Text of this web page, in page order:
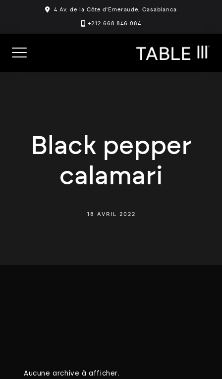
4 Av. de la Côte d'Emeraude, Casablanca
+212 668 846 084
Black pepper
calamari
18 AVRIL 2022
Aucune archive à afficher.